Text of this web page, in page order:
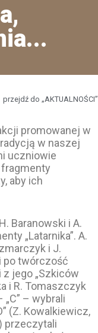
przejdź do „AKTUALNOŚCI”
promowanej w
w naszej
uczniowie
aby ich
Baranowski i A.
„Latarnika”. A.
i J.
po twórczość
jego „Szkiców
i R. Tomaszczyk
– wybrali
(Z. Kowalkiewicz,
przeczytali